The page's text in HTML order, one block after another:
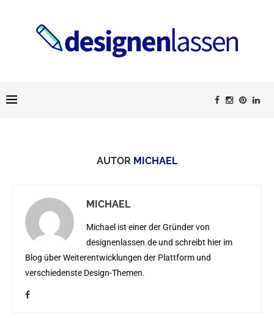
AUTOR MICHAEL
MICHAEL
Michael ist einer der Gründer von
designenlassen.de und schreibt hier im
Blog über Weiterentwicklungen der Plattform und
verschiedenste Design-Themen.